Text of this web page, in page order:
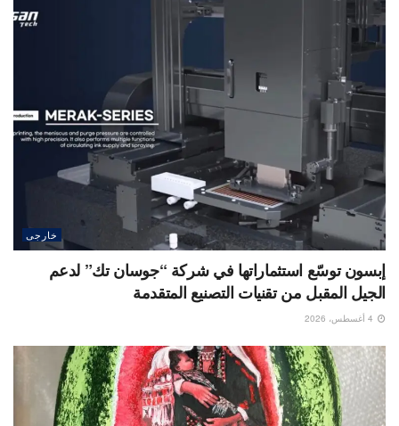
خارجى
إبسون توسّع استثماراتها في شركة “جوسان تك” لدعم
الجيل المقبل من تقنيات التصنيع المتقدمة